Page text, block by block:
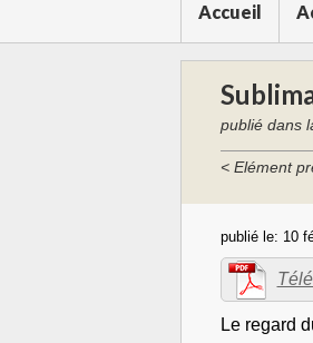
Accueil
publié dans
< Elément
publié le: 10
Le regard